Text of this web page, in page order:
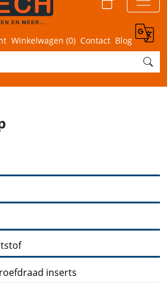
Winkelwagen (0) Contact Blog
inserts